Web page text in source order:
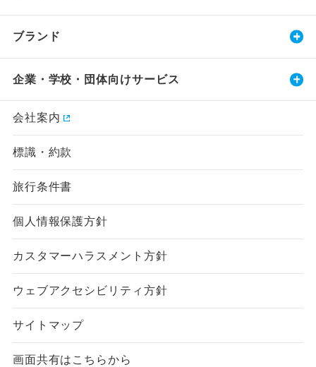
ブランド
企業・学校・団体向けサービス
会社案内
標識・約款
旅行条件書
個人情報保護方針
カスタマーハラスメント方針
ウェブアクセシビリティ方針
サイトマップ
画面共有はこちらから